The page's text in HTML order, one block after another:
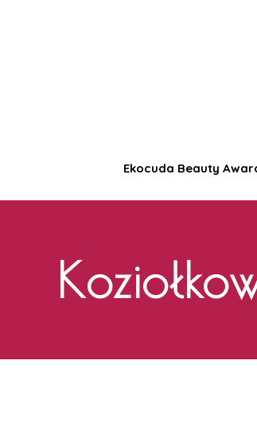
​Ekocuda Beauty